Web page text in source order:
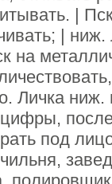
|
| ниж.
на
Личка
под